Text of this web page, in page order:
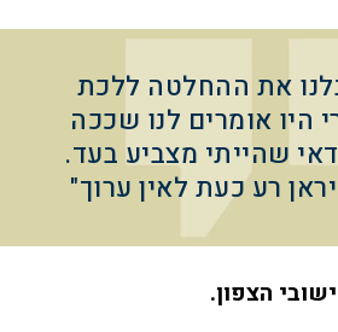
את ההחלטה ללכת
היו אומרים לנו שככה
שהייתי מצביע בעד.
רע כעת לאין ערוך"
הצפון.